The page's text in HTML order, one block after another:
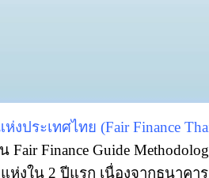
ระเทศไทย (Fair Finance
Finance Guide
งใน 2 ปีแรก เนื่องจากธนาค